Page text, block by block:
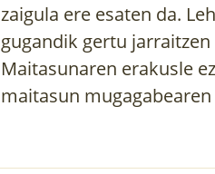
zaigula ere esaten da.
gugandik gertu
Maitasunaren erakusle
maitasun